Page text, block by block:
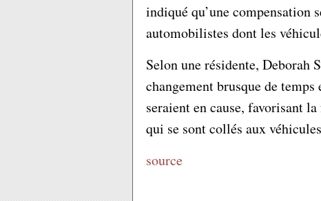
indiqué qu’une compensation
automobilistes dont les
Selon une résidente, Deborah
changement brusque de
seraient en cause, favorisant
qui se sont collés aux
source